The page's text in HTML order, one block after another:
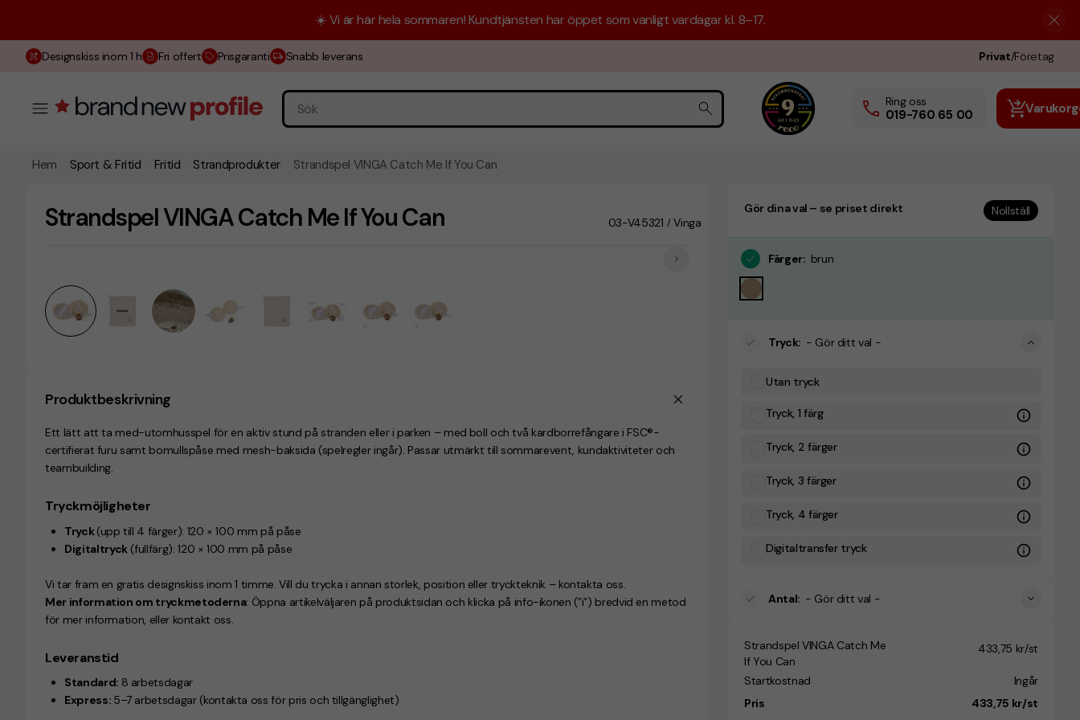
☀️ Vi är här hela sommaren! Kundtjänsten har öppet som vanligt vardagar kl. 8–17.
Designskiss inom 1 h Fri offert Prisgaranti Snabb leverans Privat/Företag
Ring oss
019-760 65 00
Hem Sport & Fritid Fritid Strandprodukter Strandspel VINGA Catch Me If You Can
Strandspel VINGA Catch Me If You Can 03-V45321 / Vinga
Produktbeskrivning
Ett lätt att ta med-utomhusspel för en aktiv stund på stranden eller i parken – med boll och två kardborrefångare i FSC®-
certifierat furu samt bomullspåse med mesh-baksida (spelregler ingår). Passar utmärkt till sommarevent, kundaktiviteter och
teambuilding.
Tryckmöjligheter
Tryck (upp till 4 färger): 120 × 100 mm på påse
Digitaltryck (fullfärg): 120 × 100 mm på påse
Vi tar fram en gratis designskiss inom 1 timme. Vill du trycka i annan storlek, position eller tryckteknik – kontakta oss.
Mer information om tryckmetoderna: Öppna artikelväljaren på produktsidan och klicka på info-ikonen (”i”) bredvid en metod
för mer information, eller kontakt oss.
Leveranstid
Standard: 8 arbetsdagar
Express: 5–7 arbetsdagar (kontakta oss för pris och tillgänglighet)
Gör dina val – se priset direkt Nollställ
Färger: brun
Tryck: - Gör ditt val -
Utan tryck
Tryck, 1 färg
Tryck, 2 färger
Tryck, 3 färger
Tryck, 4 färger
Digitaltransfer tryck
Antal: - Gör ditt val -
Strandspel VINGA Catch Me
If You Can
433,75 kr/st
Startkostnad
Ingår
Pris
433,75 kr/st